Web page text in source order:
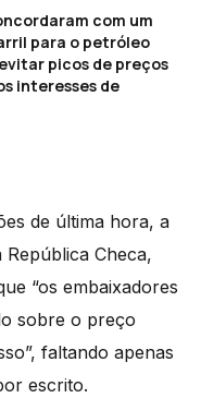
com um
para o petróleo
picos de preços
interesses de
de última hora, a
Checa,
“os embaixadores
sobre o preço
faltando apenas
escrito.